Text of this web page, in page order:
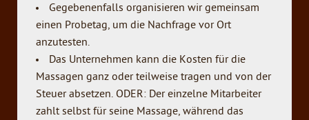
Gegebenenfalls organisieren wir gemeinsam
einen Probetag, um die Nachfrage vor Ort
anzutesten.
Das Unternehmen kann die Kosten für die
Massagen ganz oder teilweise tragen und von der
Steuer absetzen. ODER: Der einzelne Mitarbeiter
zahlt selbst für seine Massage, während das